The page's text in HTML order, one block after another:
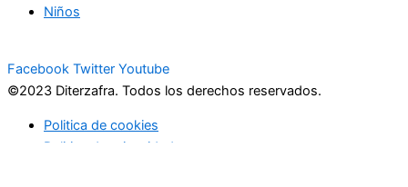
Niños
Facebook Twitter Youtube
©2023 Diterzafra. Todos los derechos reservados.
Politica de cookies
Politica de privacidad